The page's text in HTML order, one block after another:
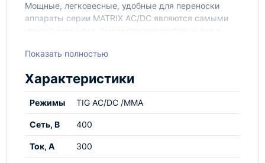
Мощные, легковесные, удобные для переноски
аппараты серии MATRIX AC/DC являются самыми
сварки.
Устройство PFC Компенсации Коэффициента
Мощности оптимизирует количество потребляемой
энергии, что позволяет без проблем использовать
до 16 А и с электрогенераторами. Удобная в
обеспечивает исключительную стабильность
Показать полностью
Характеристики
Режимы TIG AC/DC /MMA
Сеть, В 400
Ток, А 300